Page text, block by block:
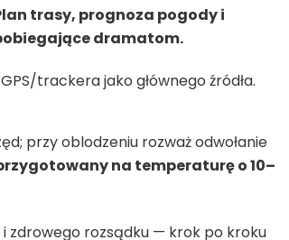
trasy, prognoza pogody i
dramatom.
trackera jako głównego źródła.
przy oblodzeniu rozważ odwołanie
na temperaturę o 10–
zdrowego rozsądku — krok po kroku